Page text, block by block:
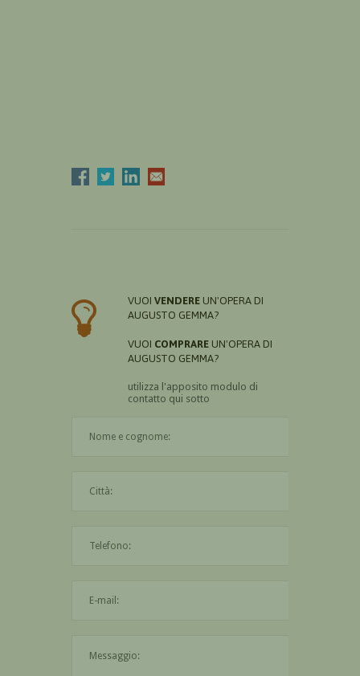
VUOI VENDERE UN'OPERA DI
AUGUSTO GEMMA?
VUOI COMPRARE UN'OPERA DI
AUGUSTO GEMMA?
utilizza l'apposito modulo di
contatto qui sotto